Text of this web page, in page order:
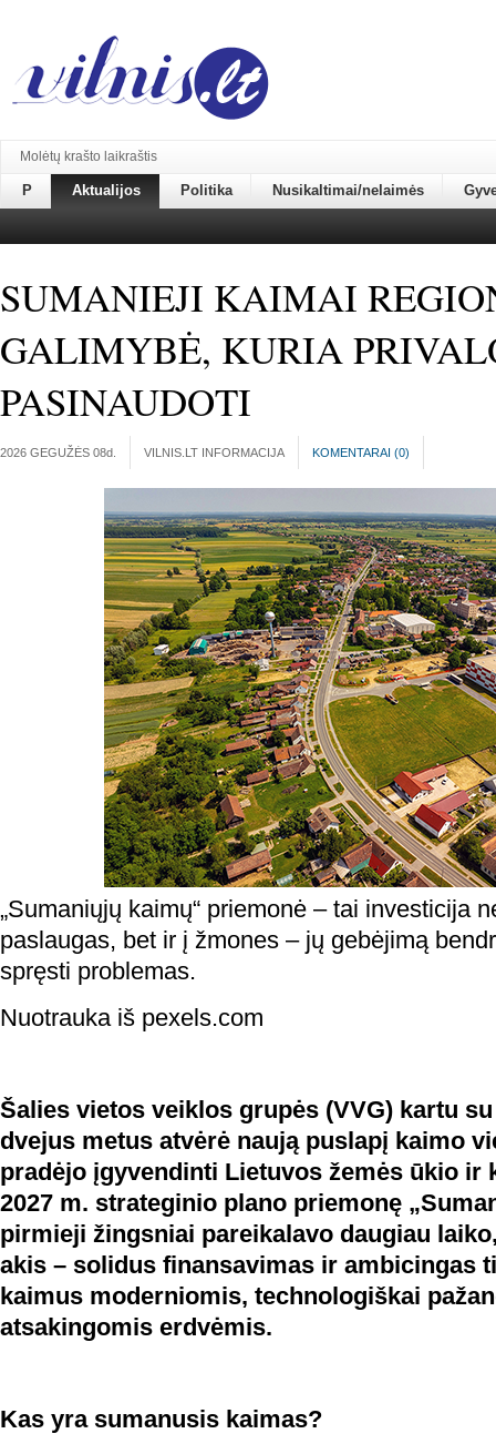
Molėtų krašto laikraštis
P Aktualijos Politika Nusikaltimai/nelaimės
SUMANIEJI KAIMAI
GALIMYBĖ, KURIA
PASINAUDOTI
2026 GEGUŽĖS 08d. VILNIS.LT INFORMACIJA KOMENTARAI (0)
„Sumaniųjų kaimų“ priemonė – tai investicija
paslaugas, bet ir į žmones – jų gebėjimą
spręsti problemas.
Nuotrauka iš pexels.com
Šalies vietos veiklos grupės (VVG) kartu
dvejus metus atvėrė naują puslapį kaimo
pradėjo įgyvendinti Lietuvos žemės ūkio ir
2027 m. strateginio plano priemonę
pirmieji žingsniai pareikalavo daugiau
akis – solidus finansavimas ir ambicingas
kaimus moderniomis, technologiškai
atsakingomis erdvėmis.
Kas yra sumanusis kaimas?